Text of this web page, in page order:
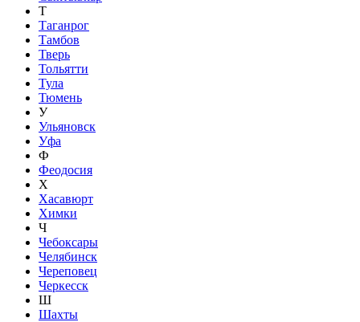
Т
Таганрог
Тамбов
Тверь
Тольятти
Тула
Тюмень
У
Ульяновск
Уфа
Ф
Феодосия
Х
Хасавюрт
Химки
Ч
Чебоксары
Челябинск
Череповец
Черкесск
Ш
Шахты